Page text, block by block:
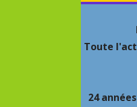
Toute
24